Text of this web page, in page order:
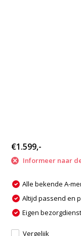
€1.599,-
Informeer naar
Alle bekende A-
Altijd passend en
Eigen bezorgdienst
Vergelijk